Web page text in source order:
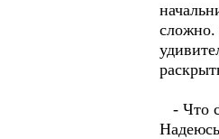
сложно.
- Что